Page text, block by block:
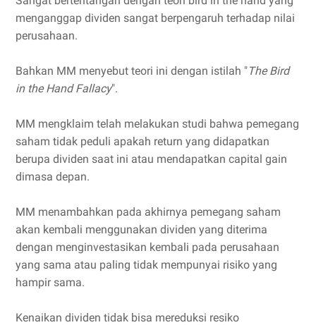
menganggap dividen sangat berpengaruh terhadap nilai
perusahaan.
Bahkan MM menyebut teori ini dengan istilah "The Bird
in the Hand Fallacy".
MM mengklaim telah melakukan studi bahwa pemegang
saham tidak peduli apakah return yang didapatkan
berupa dividen saat ini atau mendapatkan capital gain
dimasa depan.
MM menambahkan pada akhirnya pemegang saham
akan kembali menggunakan dividen yang diterima
dengan menginvestasikan kembali pada perusahaan
yang sama atau paling tidak mempunyai risiko yang
hampir sama.
Kenaikan dividen tidak bisa mereduksi resiko